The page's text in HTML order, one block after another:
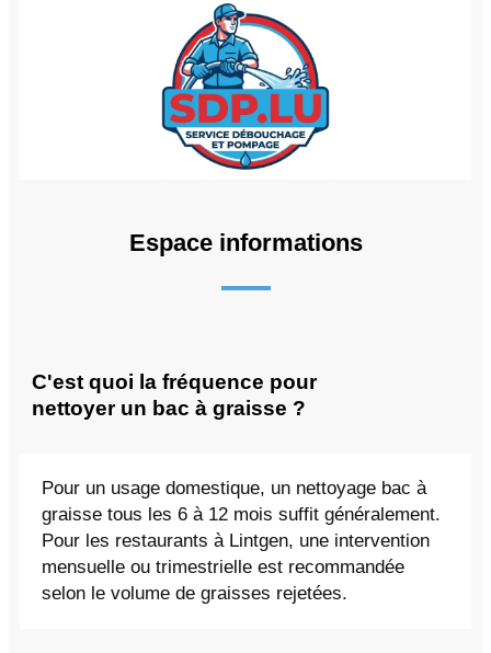
Espace informations
C'est quoi la fréquence pour
nettoyer un bac à graisse ?
Pour un usage domestique, un nettoyage bac à
graisse tous les 6 à 12 mois suffit généralement.
Pour les restaurants à Lintgen, une intervention
mensuelle ou trimestrielle est recommandée
selon le volume de graisses rejetées.